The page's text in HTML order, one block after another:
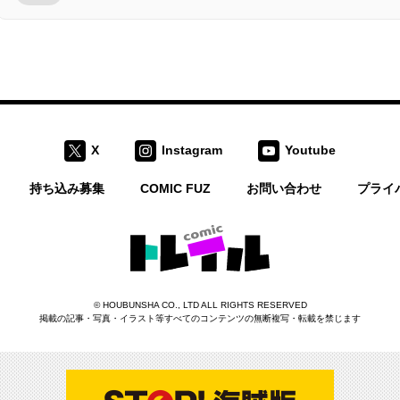
X Instagram Youtube
持ち込み募集 COMIC FUZ お問い合わせ プライ
コミックトレイル
©HOUBUNSHA CO., LTDALL RIGHTS RESERVED
掲載の記事・写真・イラスト等すべてのコンテンツの無断複写・転載を禁じます